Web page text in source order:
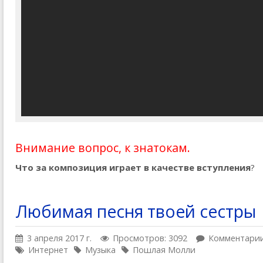
Внимание вопрос, к знатокам.
Что за композиция играет в качестве вступления?
Любимая песня твоей сестры
3 апреля 2017 г. Просмотров: 3092
Интернет
Музыка Пошлая Молли